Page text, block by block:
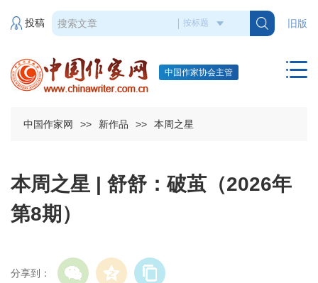
旧版
投稿
中国作家协会主管
中国作家网 >> 新作品 >> 本周之星
本周之星 | 舒舒：破茧（2026年
第8期）
分享到：